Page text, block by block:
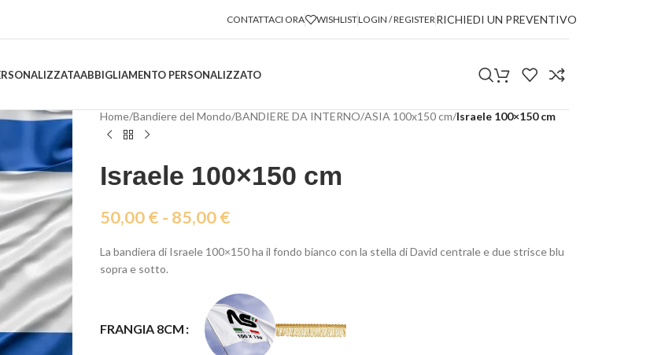
CONTATTACI ORA WISHLISTLOGIN / REGISTER RICHIEDI UN PREVENTIVO
ABBIGLIAMENTO PERSONALIZZATO
Home/Bandiere del Mondo/BANDIERE DA INTERNO/ASIA 100x150 cm/Israele 100×150 cm
Israele 100×150 cm
50,00€ - 85,00€
La bandiera di Israele 100×150 ha il fondo bianco con la stella di David centrale e due strisce blu
sopra e sotto.
FRANGIA 8CM